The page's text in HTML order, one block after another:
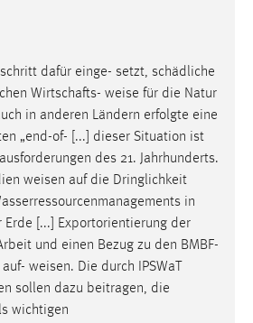
dafür einge- setzt, schädliche
Wirtschafts- weise für die Natur
in anderen Ländern erfolgte eine
„end-of- [...] dieser Situation ist
des 21. Jahrhunderts.
weisen auf die Dringlichkeit
in
[...] Exportorientierung der
und einen Bezug zu den BMBF-
weisen. Die durch IPSWaT
sollen dazu beitragen, die
wichtigen
zu können, werden von diesen
gesetzt.